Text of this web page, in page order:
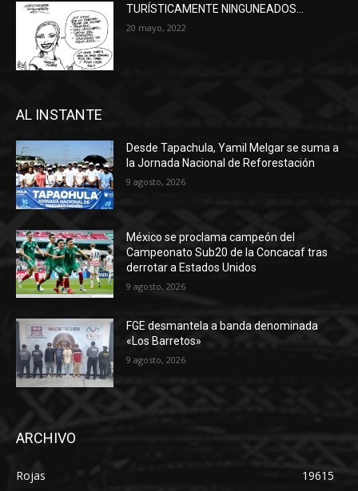
TURÍSTICAMENTE NINGUNEADOS…
20 mayo, 2022
AL INSTANTE
Desde Tapachula, Yamil Melgar se suma a
la Jornada Nacional de Reforestación
9 agosto, 2026
México se proclama campeón del
Campeonato Sub20 de la Concacaf tras
derrotar a Estados Unidos
9 agosto, 2026
FGE desmantela a banda denominada
«Los Barretos»
9 agosto, 2026
ARCHIVO
Rojas
19615